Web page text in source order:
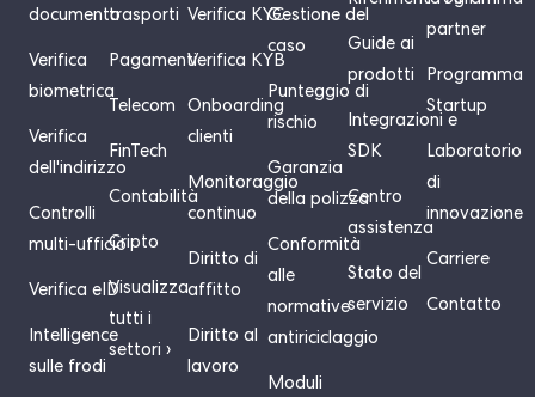
documento
Verifica
biometrica
Verifica
dell'indirizzo
Controlli
multi-ufficio
Verifica eID
Intelligence
sulle frodi
trasporti
Pagamenti
Telecom
FinTech
Contabilità
Cripto
Visualizza
tutti i
settori ›
Verifica KYC
Verifica KYB
Onboarding
clienti
Monitoraggio
continuo
Diritto di
affitto
Diritto al
lavoro
Gestione del
caso
Punteggio di
rischio
Garanzia
della polizza
Conformità
alle
normative
antiriciclaggio
Moduli
Guide ai
prodotti
Integrazioni e
SDK
Centro
assistenza
Stato del
servizio
partner
Programma
Startup
Laboratorio
di
innovazione
Carriere
Contatto